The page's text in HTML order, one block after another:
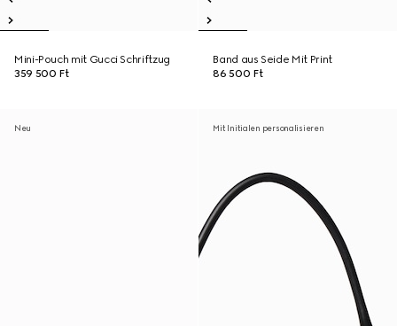
Mini-Pouch mit Gucci Schriftzug
359 500 Ft
Band aus Seide Mit Print
86 500 Ft
Neu Mit Initialen personalisieren